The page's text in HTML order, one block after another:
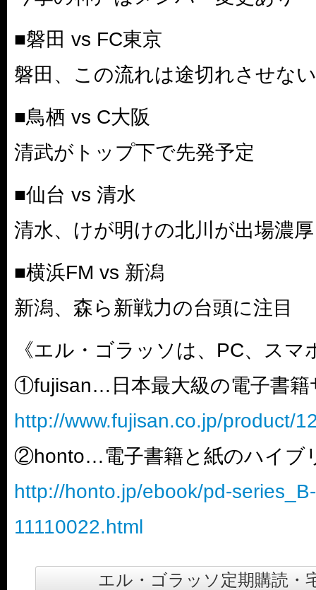
■磐田 vs FC東京
磐田、この流れは途切れさせない
■鳥栖 vs C大阪
清武がトップ下で先発予定
■仙台 vs 清水
清水、けが明けの北川が出場濃厚
■横浜FM vs 新潟
新潟、森ら新戦力の台頭に注目
《エル・ゴラッソは、PC、スマ
①fujisan…日本最大級の電子書籍
http://www.fujisan.co.jp/product/
②honto…電子書籍と紙のハイブ
http://honto.jp/ebook/pd-
11110022.html
エル・ゴラッソ定期購読・